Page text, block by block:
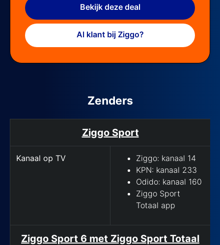
Bekijk deze deal
Al klant bij Ziggo?
Zenders
Ziggo Sport
Kanaal op TV
Ziggo: kanaal 14
KPN: kanaal 233
Odido: kanaal 160
Ziggo Sport
Totaal app
Ziggo Sport 6 met Ziggo Sport Totaal